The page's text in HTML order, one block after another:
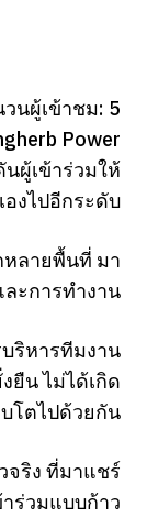
นผู้เข้าชม: 5
Power
ผู้เข้าร่วมให้
งไปอีกระดับ
หลายพื้นที่ มา
ะการทำงาน
ริหารทีมงาน
ยืน ไม่ได้เกิด
โตไปด้วยกัน
จริง ที่มาแชร์
ร่วมแบบก้าว